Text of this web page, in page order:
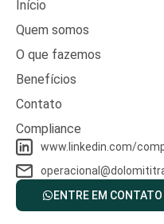
Início
Quem somos
O que fazemos
Benefícios
Contato
Compliance
ENTRE EM CONTATO
www.linkedin.com/